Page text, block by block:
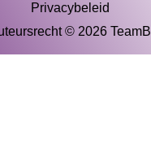
Privacybeleid
© 2026 TeamB